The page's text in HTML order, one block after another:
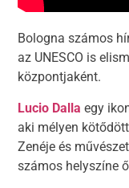
Bologna számos
az UNESCO is
központjaként.
Lucio Dalla egy
aki mélyen
Zenéje és
számos helyszíne